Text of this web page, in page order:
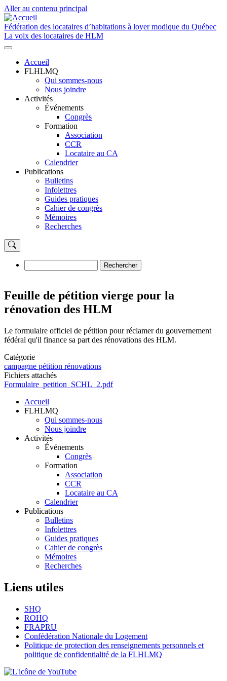
Aller au contenu principal
Fédération des locataires d’habitations à loyer modique du Québec
La voix des locataires de HLM
Navigation
principale
Accueil
FLHLMQ
Qui sommes-nous
Nous joindre
Activités
Événements
Congrès
Formation
Association
CCR
Locataire au CA
Calendrier
Publications
Bulletins
Infolettres
Guides pratiques
Cahier de congrès
Mémoires
Recherches
Rechercher
Feuille de pétition vierge pour la
rénovation des HLM
Le formulaire officiel de pétition pour réclamer du gouvernement
fédéral qu'il finance sa part des rénovations des HLM.
Catégorie
campagne pétition rénovations
Fichiers attachés
Document
Formulaire_petition_SCHL_2.pdf
Navigation
principale
Accueil
FLHLMQ
Qui sommes-nous
Nous joindre
Activités
Événements
Congrès
Formation
Association
CCR
Locataire au CA
Calendrier
Publications
Bulletins
Infolettres
Guides pratiques
Cahier de congrès
Mémoires
Recherches
Liens utiles
SHQ
ROHQ
FRAPRU
Confédération Nationale du Logement
Politique de protection des renseignements personnels et
politique de confidentialité de la FLHLMQ